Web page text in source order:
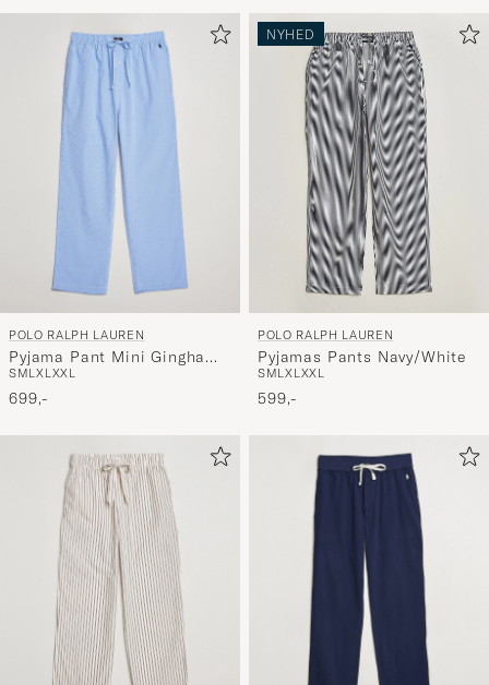
at
aktivere
Min
stil,
og
oplev
er
mere
udvalg
til
POLO RALPH LAUREN
Pyjama Pant Mini Gingham
Blue
SMLXLXXL
699,-
NYHED
POLO RALPH LAUREN
Pyjamas Pants Navy/White
SMLXLXXL
599,-